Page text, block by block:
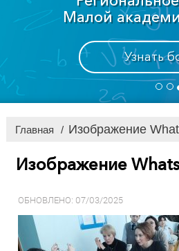
Малой
Узнать
Главная / Изображение
Изображение
ОБНОВЛЕНО: 07/03/2025